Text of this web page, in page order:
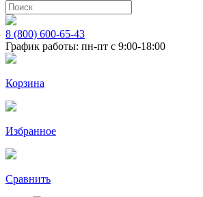
8 (800) 600-65-43
График работы: пн-пт с 9:00-18:00
Корзина
Избранное
Сравнить